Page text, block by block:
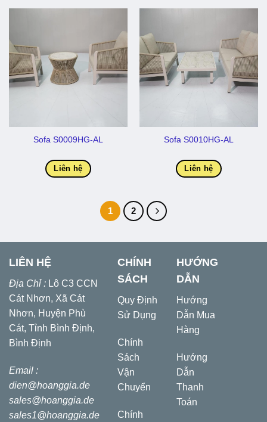
Sofa S0009HG-AL
Liên hệ
Sofa S0010HG-AL
Liên hệ
1 2
LIÊN HỆ
Địa Chỉ : Lô C3 CCN
Cát Nhơn, Xã Cát
Nhơn, Huyện Phù
Cát, Tỉnh Bình Định,
Bình Định
Email :
dien@hoanggia.de
sales@hoanggia.de
sales1@hoanggia.de
CHÍNH
SÁCH
Quy Định
Sử Dụng
Chính
Sách
Vận
Chuyển
Chính
HƯỚNG
DẪN
Hướng
Dẫn Mua
Hàng
Hướng
Dẫn
Thanh
Toán